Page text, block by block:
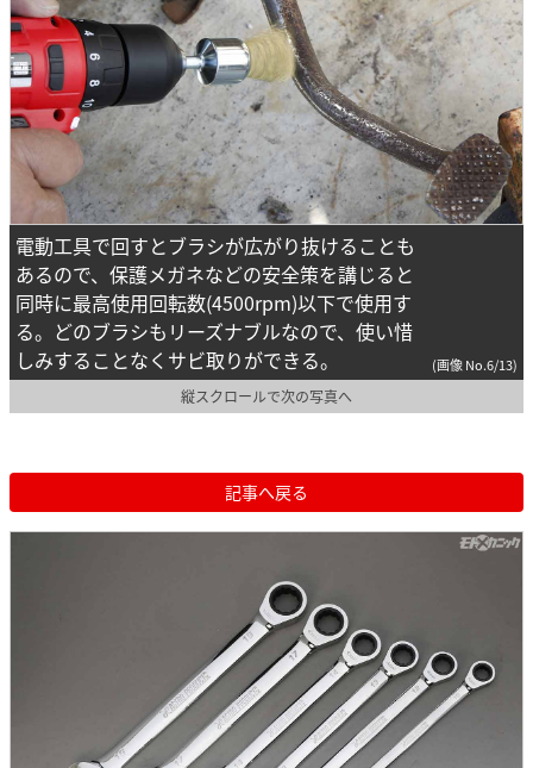
電動工具で回すとブラシが広がり抜けることも
あるので、保護メガネなどの安全策を講じると
同時に最高使用回転数(4500rpm)以下で使用す
る。どのブラシもリーズナブルなので、使い惜
しみすることなくサビ取りができる。
(画像 No.6/13)
縦スクロールで次の写真へ
記事へ戻る